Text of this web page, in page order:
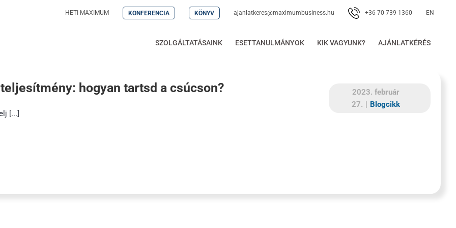
HETI MAXIMUM KONFERENCIA KÖNYV ajanlatkeres@maximumbusiness.hu +36 70 739 1360 EN
SZOLGÁLTATÁSAINK ESETTANULMÁNYOK KIK VAGYUNK? AJÁNLATKÉRÉS
teljesítmény: hogyan tartsd a csúcson?
[...]
2023. február
27. | Blogcikk